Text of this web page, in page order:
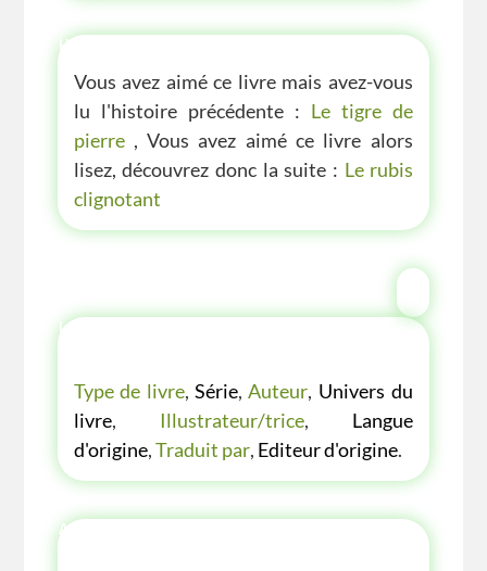
HISTOIRE D'AVANT OU D'APRÈS
Vous avez aimé ce livre mais avez-vous
lu l'histoire précédente : Le tigre de
pierre, Vous avez aimé ce livre alors
lisez, découvrez donc la suite : Le rubis
clignotant
LES P'TITES LISTES DES BIBLIOTHÈQUE
Type de livre, Série, Auteur, Univers du
livre, Illustrateur/trice, Langue
d'origine,Traduit par, Editeur d'origine.
AUTRE ANNÉE AUTRE COUVERTURE